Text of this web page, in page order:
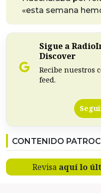
«esta semana
Sigue a
Discover
Recibe nuestros
feed.
CONTENIDO
Revisa aquí lo